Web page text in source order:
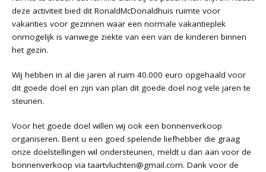
deze activiteit bied dit RonaldMcDonaldhuis ruimte voor
vakanties voor gezinnen waar een normale vakantieplek
onmogelijk is vanwege ziekte van een van de kinderen binnen
het gezin.
Wij hebben in al die jaren al ruim 40.000 euro opgehaald voor
dit goede doel en zijn van plan dit goede doel nog vele jaren te
steunen.
Voor het goede doel willen wij ook een bonnenverkoop
organiseren. Bent u een goed spelende liefhebber die graag
onze doelstellingen wil ondersteunen, meldt u dan aan voor de
bonnenverkoop viataartvluchten@gmail.com. Dank voor de